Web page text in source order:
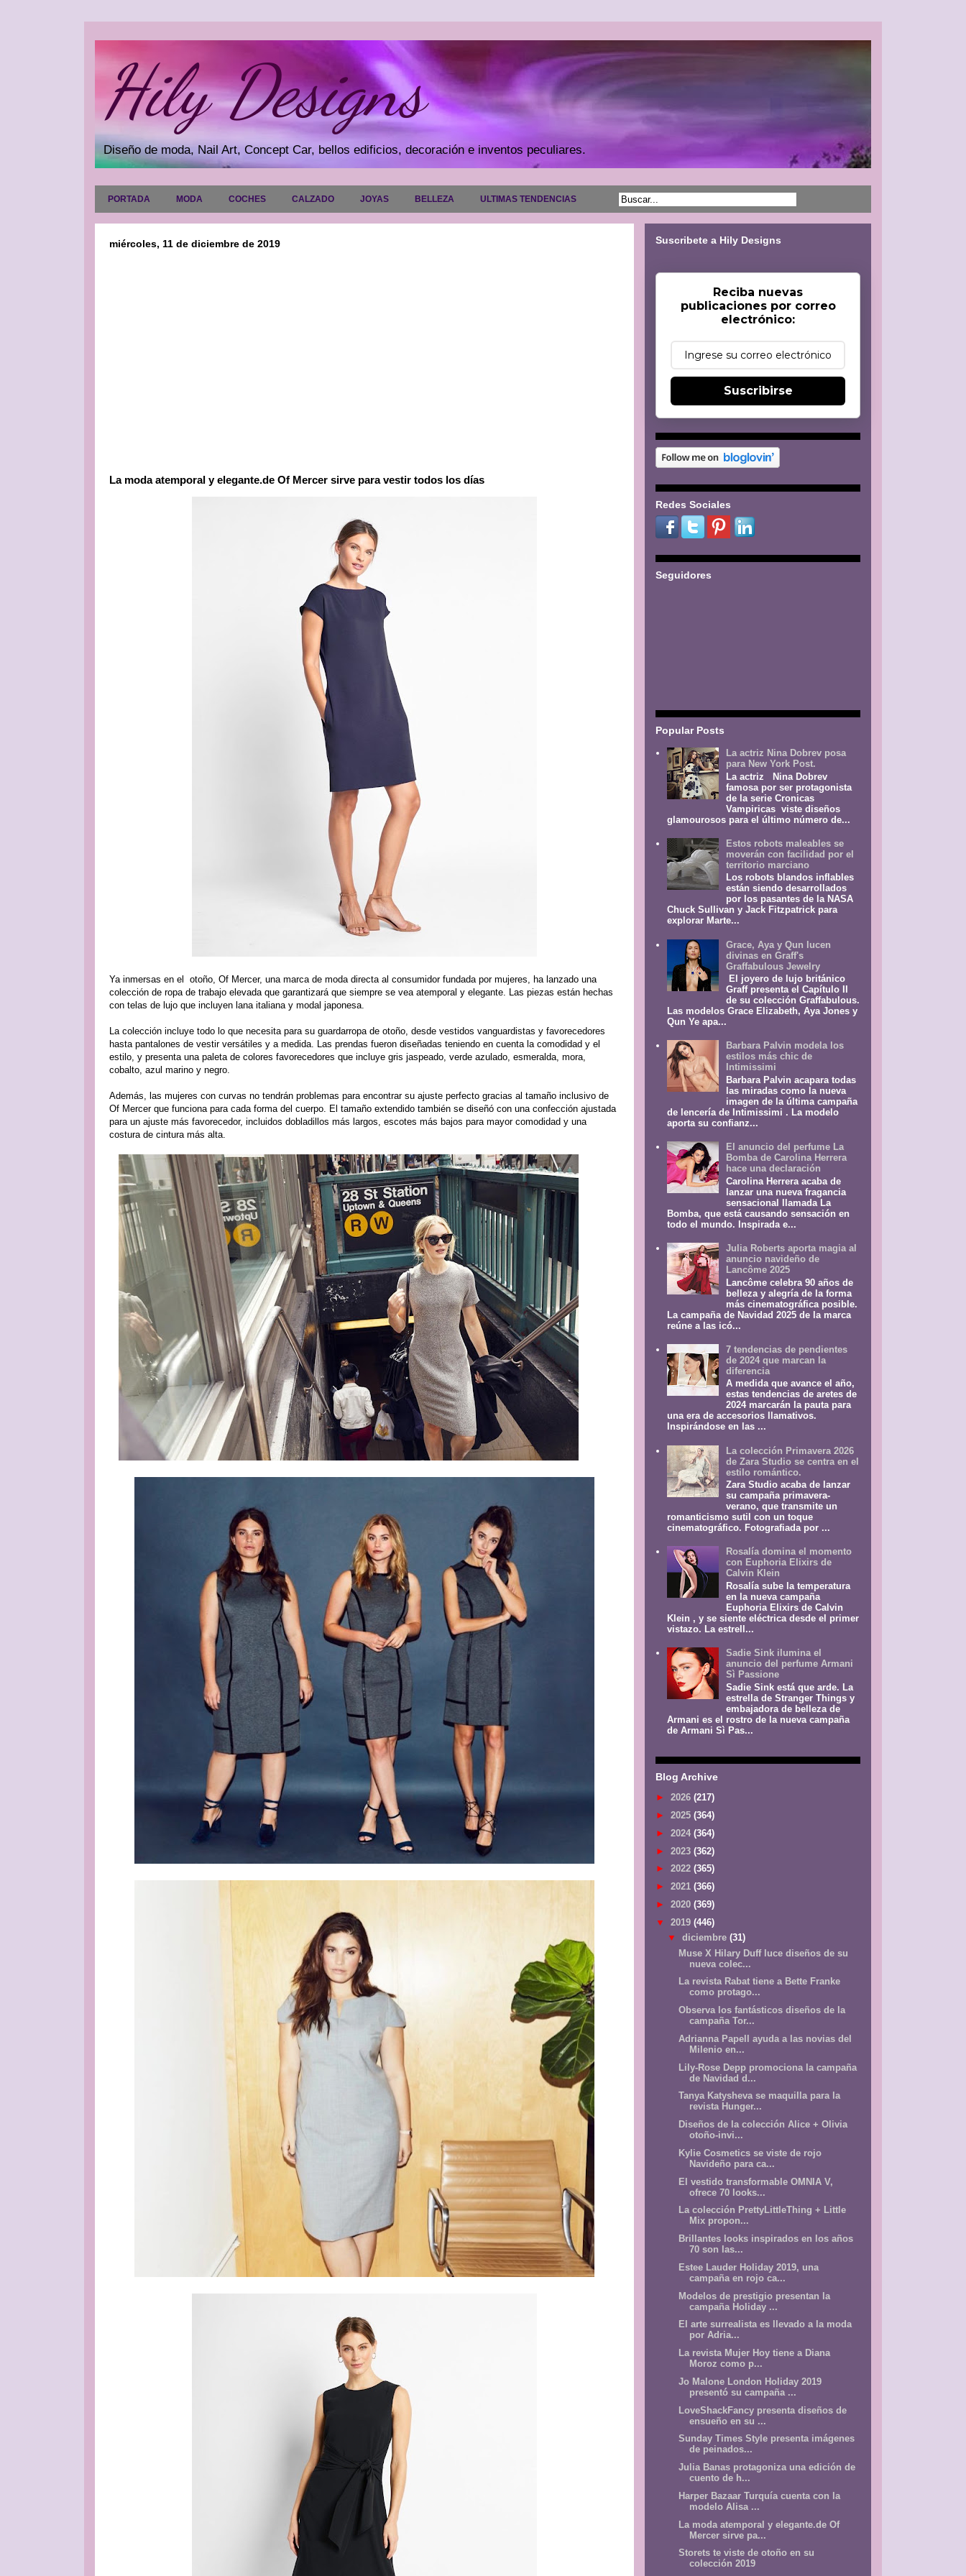
Hily Designs
Diseño de moda, Nail Art, Concept Car, bellos edificios, decoración e inventos peculiares.
PORTADA MODA COCHES CALZADO JOYAS BELLEZA ULTIMAS TENDENCIAS
miércoles, 11 de diciembre de 2019
La moda atemporal y elegante.de Of Mercer sirve para vestir todos los días
Ya inmersas en el otoño, Of Mercer, una marca de moda directa al consumidor fundada por mujeres, ha lanzado una
colección de ropa de trabajo elevada que garantizará que siempre se vea atemporal y elegante. Las piezas están hechas
con telas de lujo que incluyen lana italiana y modal japonesa.
La colección incluye todo lo que necesita para su guardarropa de otoño, desde vestidos vanguardistas y favorecedores
hasta pantalones de vestir versátiles y a medida. Las prendas fueron diseñadas teniendo en cuenta la comodidad y el
estilo, y presenta una paleta de colores favorecedores que incluye gris jaspeado, verde azulado, esmeralda, mora,
cobalto, azul marino y negro.
Además, las mujeres con curvas no tendrán problemas para encontrar su ajuste perfecto gracias al tamaño inclusivo de
Of Mercer que funciona para cada forma del cuerpo. El tamaño extendido también se diseñó con una confección ajustada
para un ajuste más favorecedor, incluidos dobladillos más largos, escotes más bajos para mayor comodidad y una
costura de cintura más alta.
Suscribete a Hily Designs
Reciba nuevas
publicaciones por correo
electrónico:
Suscribirse
Redes Sociales
Seguidores
Popular Posts
La actriz Nina Dobrev posa
para New York Post.
La actriz Nina Dobrev
famosa por ser protagonista
de la serie Cronicas
Vampiricas viste diseños
glamourosos para el último número de...
Estos robots maleables se
moverán con facilidad por el
territorio marciano
Los robots blandos inflables
están siendo desarrollados
por los pasantes de la NASA
Chuck Sullivan y Jack Fitzpatrick para
explorar Marte...
Grace, Aya y Qun lucen
divinas en Graff's
Graffabulous Jewelry
El joyero de lujo británico
Graff presenta el Capítulo II
de su colección Graffabulous.
Las modelos Grace Elizabeth, Aya Jones y
Qun Ye apa...
Barbara Palvin modela los
estilos más chic de
Intimissimi
Barbara Palvin acapara todas
las miradas como la nueva
imagen de la última campaña
de lencería de Intimissimi . La modelo
aporta su confianz...
El anuncio del perfume La
Bomba de Carolina Herrera
hace una declaración
Carolina Herrera acaba de
lanzar una nueva fragancia
sensacional llamada La
Bomba, que está causando sensación en
todo el mundo. Inspirada e...
Julia Roberts aporta magia al
anuncio navideño de
Lancôme 2025
Lancôme celebra 90 años de
belleza y alegría de la forma
más cinematográfica posible.
La campaña de Navidad 2025 de la marca
reúne a las icó...
7 tendencias de pendientes
de 2024 que marcan la
diferencia
A medida que avance el año,
estas tendencias de aretes de
2024 marcarán la pauta para
una era de accesorios llamativos.
Inspirándose en las ...
La colección Primavera 2026
de Zara Studio se centra en el
estilo romántico.
Zara Studio acaba de lanzar
su campaña primavera-
verano, que transmite un
romanticismo sutil con un toque
cinematográfico. Fotografiada por ...
Rosalía domina el momento
con Euphoria Elixirs de
Calvin Klein
Rosalía sube la temperatura
en la nueva campaña
Euphoria Elixirs de Calvin
Klein , y se siente eléctrica desde el primer
vistazo. La estrell...
Sadie Sink ilumina el
anuncio del perfume Armani
Sì Passione
Sadie Sink está que arde. La
estrella de Stranger Things y
embajadora de belleza de
Armani es el rostro de la nueva campaña
de Armani Sì Pas...
Blog Archive
► 2026 (217)
► 2025 (364)
► 2024 (364)
► 2023 (362)
► 2022 (365)
► 2021 (366)
► 2020 (369)
▼ 2019 (446)
▼ diciembre (31)
Muse X Hilary Duff luce diseños de su
nueva colec...
La revista Rabat tiene a Bette Franke
como protago...
Observa los fantásticos diseños de la
campaña Tor...
Adrianna Papell ayuda a las novias del
Milenio en...
Lily-Rose Depp promociona la campaña
de Navidad d...
Tanya Katysheva se maquilla para la
revista Hunger...
Diseños de la colección Alice + Olivia
otoño-invi...
Kylie Cosmetics se viste de rojo
Navideño para ca...
El vestido transformable OMNIA V,
ofrece 70 looks...
La colección PrettyLittleThing + Little
Mix propon...
Brillantes looks inspirados en los años
70 son las...
Estee Lauder Holiday 2019, una
campaña en rojo ca...
Modelos de prestigio presentan la
campaña Holiday ...
El arte surrealista es llevado a la moda
por Adria...
La revista Mujer Hoy tiene a Diana
Moroz como p...
Jo Malone London Holiday 2019
presentó su campaña ...
LoveShackFancy presenta diseños de
ensueño en su ...
Sunday Times Style presenta imágenes
de peinados...
Julia Banas protagoniza una edición de
cuento de h...
Harper Bazaar Turquía cuenta con la
modelo Alisa ...
La moda atemporal y elegante.de Of
Mercer sirve pa...
Storets te viste de otoño en su
colección 2019